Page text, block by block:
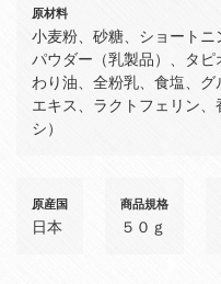
原材料
小麦粉、砂糖、ショート
パウダー（乳製品）、タピ
わり油、全粉乳、食塩、
エキス、ラクトフェリン
シ）
原産国
日本
商品規格
５０ｇ